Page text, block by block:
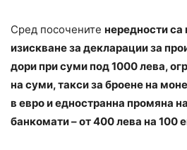
Сред посочените нередности са
изискване за декларации за
дори при суми под 1000 лева,
на суми, такси за броене на
в евро и едностранна промяна
банкомати – от 400 лева на 100